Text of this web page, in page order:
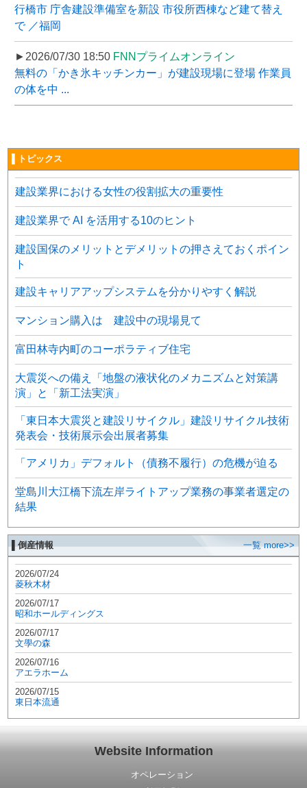
行橋市 庁舎建設準備室を新設 市役所西棟など建て替え
で ／福岡
►2026/07/30 18:50 FNNプライムオンライン
無料の「かき氷キッチンカー」が建設現場に登場 作業員
の体を中 ...
▌トピックス
建設業界における女性の役割拡大の重要性
建設業界で AI を活用する10のヒント
建設国保のメリットとデメリットの押さえておくポイン
ト
建設キャリアアップシステムを分かりやすく解説
マンション購入は 建設中の現場見て
富田林寺内町のコーポラティブ住宅
大震災への備え「地盤の液状化のメカニズムと対策講
演」と「新工法実演」
「東日本大震災と建設リサイクル」建設リサイクル技術
発表会・技術展示会出展者募集
「アメリカ」デフォルト（債務不履行）の危機が迫る
堂島川大江橋下流左岸ライトアップ業務の事業者選定の
結果
▌倒産情報 一覧 more>>
2026/07/24
菱秋木材
2026/07/17
昭和ホールディングス
2026/07/17
文學の森
2026/07/16
アエラホーム
2026/07/15
東日本流通
Website Information
オペレーション